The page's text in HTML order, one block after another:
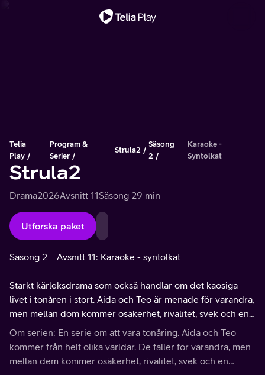
Telia
Play
Program &
Serier
Strula2
Säsong
2
Karaoke -
Syntolkat
Strula2
Drama2026Avsnitt 11Säsong 29 min
Utforska paket
Säsong 2 Avsnitt 11: Karaoke - syntolkat
Starkt kärleksdrama som också handlar om det kaosiga
livet i tonåren i stort. Aida och Teo är menade för varandra,
men mellan dom kommer osäkerhet, rivalitet, svek och en
massa drama.
Om serien: En serie om att vara tonåring. Aida och Teo
kommer från helt olika världar. De faller för varandra, men
mellan dem kommer osäkerhet, rivalitet, svek och en